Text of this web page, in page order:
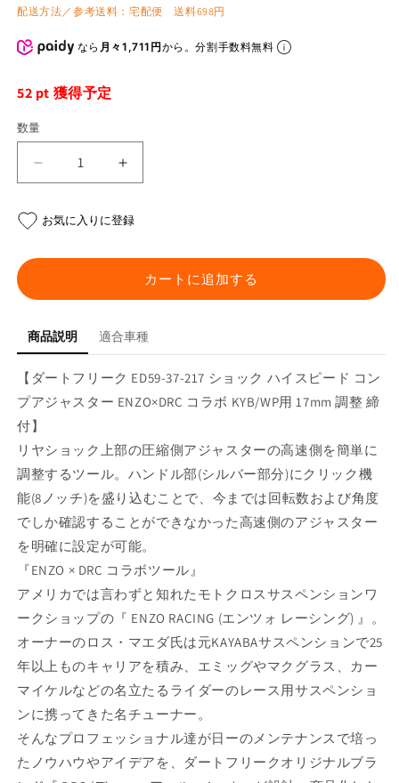
格
配送方法／参考送料：宅配便 送料698円
なら 月々1,711円から。分割手数料無料
52 pt 獲得予定
数量
ッ
ハ
ス
ー
コ
ン
ア
ジ
ャ
ス
ー
ENZO×DRC
コ
ラ
ボ
KYB/WP
17mm
の
数
量
シ
ッ
ハ
ス
ー
コ
ン
ア
ジ
ャ
ス
ー
ENZO×DRC
コ
ラ
ボ
KYB/WP
用
17mm
の
数
量
お気に入りに登録
カートに追加する
商品説明 適合車種
【ダートフリーク ED59-37-217 ショック ハイスピード コン
プアジャスター ENZO×DRC コラボ KYB/WP用 17mm 調整 締
付】
リヤショック上部の圧縮側アジャスターの高速側を簡単に
調整するツール。ハンドル部(シルバー部分)にクリック機
能(8ノッチ)を盛り込むことで、今までは回転数および角度
でしか確認することができなかった高速側のアジャスター
を明確に設定が可能。
『ENZO × DRC コラボツール』
アメリカでは言わずと知れたモトクロスサスペンションワ
ークショップの『 ENZO RACING (エンツォ レーシング) 』。
オーナーのロス・マエダ氏は元KAYABAサスペンションで25
年以上ものキャリアを積み、エミッグやマクグラス、カー
マイケルなどの名立たるライダーのレース用サスペンショ
ンに携ってきた名チューナー。
そんなプロフェッショナル達が日ーのメンテナンスで培っ
たノウハウやアイデアを、ダートフリークオリジナルブラ